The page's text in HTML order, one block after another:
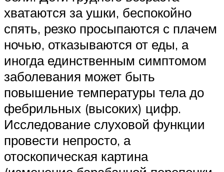
хватаются за ушки, беспокойно
спять, резко просыпаются с плачем
ночью, отказываются от еды, а
иногда единственным симптомом
заболевания может быть
повышение температуры тела до
фебрильных (высоких) цифр.
Исследование слуховой функции
провести непросто, а
отоскопическая картина